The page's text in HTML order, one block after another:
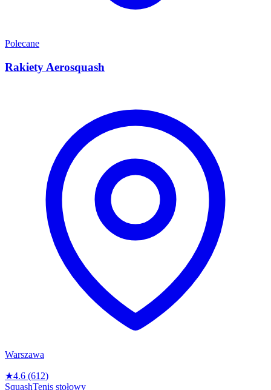
Polecane
Rakiety Aerosquash
Warszawa
★4.6 (612)
SquashTenis stołowy